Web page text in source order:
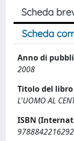
Scheda
Scheda
Anno di
2008
Titolo del libro
L'UOMO AL
ISBN
9788842216292